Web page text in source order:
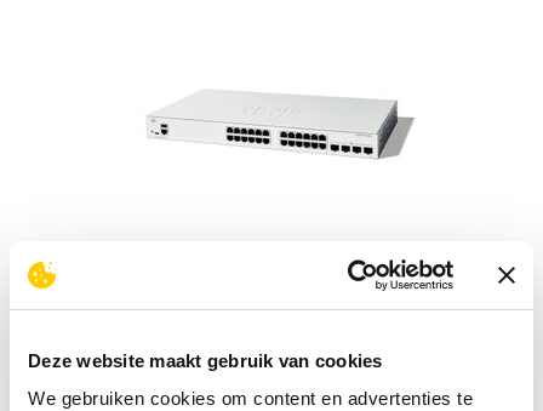
Deze website maakt gebruik van cookies
We gebruiken cookies om content en advertenties te
Cisco C1200-24T-4G netwerk-switch
315,- excl. BTW